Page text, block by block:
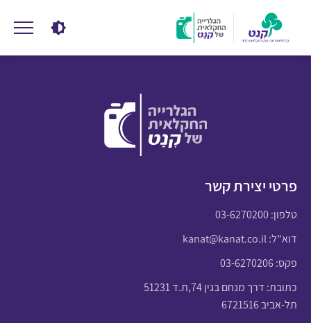
פרטי יצירת קשר
טלפון:03-6270200
דוא"ל:kanat@kanat.co.il
פקס: 03-6270206
כתובת: דרך מנחם בגין 74,ת.ד 51231
תל-אביב 6721516